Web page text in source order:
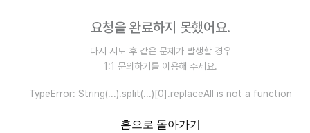
요청을 완료하지 못했어요.
다시 시도 후 같은 문제가 발생할 경우
1:1 문의하기를 이용해 주세요.
TypeError: String(...).split(...)[0].replaceAll is not a function
홈으로 돌아가기